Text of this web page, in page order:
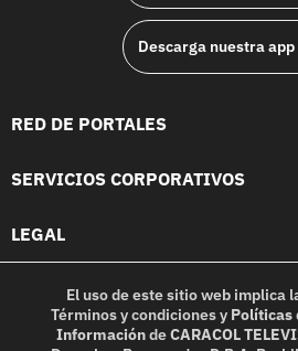
Descarga nuestra app
RED DE PORTALES
SERVICIOS CORPORATIVOS
LEGAL
El uso de este sitio web implica
Términos y condicionesy Políticas
InformacióndeCARACOL